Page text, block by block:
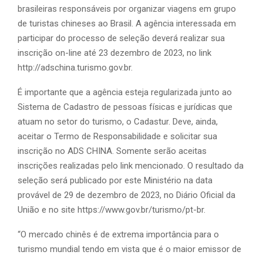
brasileiras responsáveis por organizar viagens em grupo
de turistas chineses ao Brasil. A agência interessada em
participar do processo de seleção deverá realizar sua
inscrição on-line até 23 dezembro de 2023, no link
http://adschina.turismo.gov.br.
É importante que a agência esteja regularizada junto ao
Sistema de Cadastro de pessoas físicas e jurídicas que
atuam no setor do turismo, o Cadastur. Deve, ainda,
aceitar o Termo de Responsabilidade e solicitar sua
inscrição no ADS CHINA. Somente serão aceitas
inscrições realizadas pelo link mencionado. O resultado da
seleção será publicado por este Ministério na data
provável de 29 de dezembro de 2023, no Diário Oficial da
União e no site https://www.gov.br/turismo/pt-br.
“O mercado chinês é de extrema importância para o
turismo mundial tendo em vista que é o maior emissor de